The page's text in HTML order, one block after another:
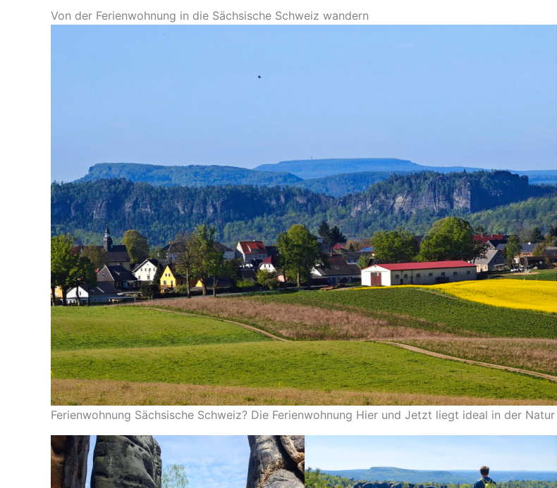
Von der Ferienwohnung in die Sächsische Schweiz wandern
Ferienwohnung Sächsische Schweiz? Die Ferienwohnung Hier und Jetzt liegt ideal in der Natur